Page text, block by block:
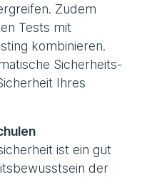
Zudem
Tests mit
kombinieren.
Sicherheits-
Ihres
ist ein gut
der